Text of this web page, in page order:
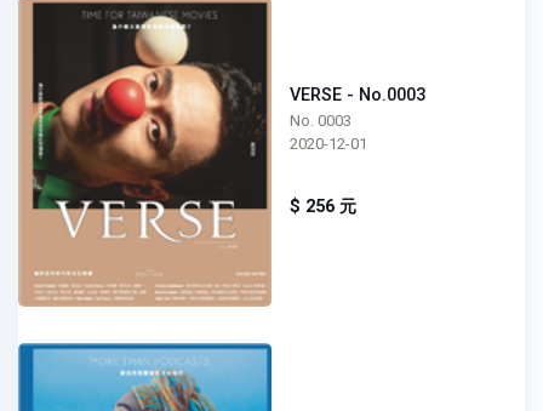
VERSE - No.0003
No. 0003
2020-12-01
$ 256 元